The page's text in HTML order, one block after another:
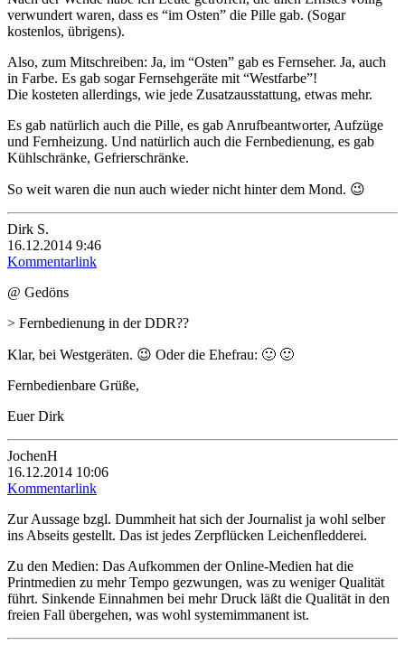
verwundert waren, dass es “im Osten” die Pille gab. (Sogar
kostenlos, übrigens).
Also, zum Mitschreiben: Ja, im “Osten” gab es Fernseher. Ja, auch
in Farbe. Es gab sogar Fernsehgeräte mit “Westfarbe”!
Die kosteten allerdings, wie jede Zusatzausstattung, etwas mehr.
Es gab natürlich auch die Pille, es gab Anrufbeantworter, Aufzüge
und Fernheizung. Und natürlich auch die Fernbedienung, es gab
Kühlschränke, Gefrierschränke.
So weit waren die nun auch wieder nicht hinter dem Mond. 😉
Dirk S.
16.12.2014 9:46
Kommentarlink
@ Gedöns
> Fernbedienung in der DDR??
Klar, bei Westgeräten. 😉 Oder die Ehefrau: 🙂 🙂
Fernbedienbare Grüße,
Euer Dirk
JochenH
16.12.2014 10:06
Kommentarlink
Zur Aussage bzgl. Dummheit hat sich der Journalist ja wohl selber
ins Abseits gestellt. Das ist jedes Zerpflücken Leichenfledderei.
Zu den Medien: Das Aufkommen der Online-Medien hat die
Printmedien zu mehr Tempo gezwungen, was zu weniger Qualität
führt. Sinkende Einnahmen bei mehr Druck läßt die Qualität in den
freien Fall übergehen, was wohl systemimmanent ist.